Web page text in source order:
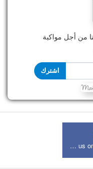
من أجل مواكبة
اشترك
Join us on Facebook